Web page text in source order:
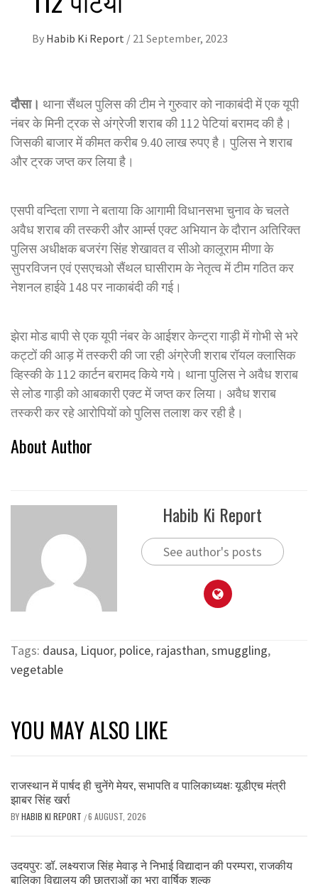
By Habib Ki Report / 21 September, 2023
दौसा। थाना सैंथल पुलिस की टीम ने गुरुवार को नाकाबंदी में एक यूपी
नंबर के मिनी ट्रक से अंग्रेजी शराब की 112 पेटियां बरामद की है।
जिसकी बाजार में कीमत करीब 9.40 लाख रुपए है। पुलिस ने शराब
और ट्रक जप्त कर लिया है।
एसपी वन्दिता राणा ने बताया कि आगामी विधानसभा चुनाव के चलते
अवैध शराब की तस्करी और आर्म्स एक्ट अभियान के दौरान अतिरिक्त
पुलिस अधीक्षक बजरंग सिंह शेखावत व सीओ कालूराम मीणा के
सुपरविजन एवं एसएचओ सैंथल घासीराम के नेतृत्व में टीम गठित कर
नेशनल हाईवे 148 पर नाकाबंदी की गई।
झेरा मोड बापी से एक यूपी नंबर के आईशर केन्ट्रा गाड़ी में गोभी से भरे
कट्टों की आड़ में तस्करी की जा रही अंग्रेजी शराब रॉयल क्लासिक
व्हिस्की के 112 कार्टन बरामद किये गये। थाना पुलिस ने अवैध शराब
से लोड गाड़ी को आबकारी एक्ट में जप्त कर लिया। अवैध शराब
तस्करी कर रहे आरोपियों को पुलिस तलाश कर रही है।
About Author
Habib Ki Report
See author's posts
Tags: dausa, Liquor, police, rajasthan,smuggling,
vegetable
YOU MAY ALSO LIKE
राजस्थान में पार्षद ही चुनेंगे मेयर, सभापति व पालिकाध्यक्ष: यूडीएच मंत्री
झाबर सिंह खर्रा
BYHABIB KI REPORT /6 AUGUST, 2026
उदयपुर: डॉ. लक्ष्यराज सिंह मेवाड़ ने निभाई विद्यादान की परम्परा, राजकीय
बालिका विद्यालय की छात्राओं का भरा वार्षिक शुल्क